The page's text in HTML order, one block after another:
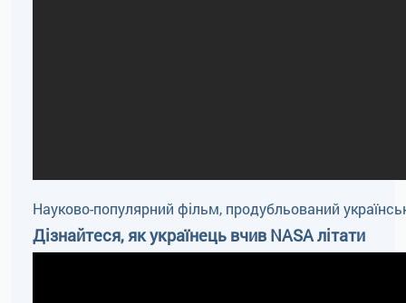
Науково-популярний фільм, продубльований
Дізнайтеся, як українець вчив NASA літати